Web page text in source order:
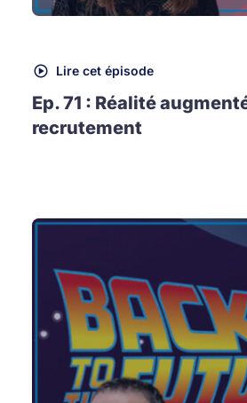
Lire cet épisode
Ep. 71 : Réalité
recrutement